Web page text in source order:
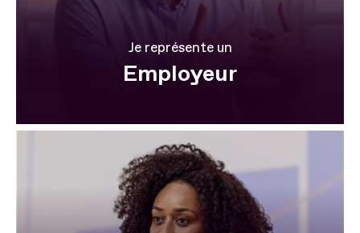
Je représente un
Employeur